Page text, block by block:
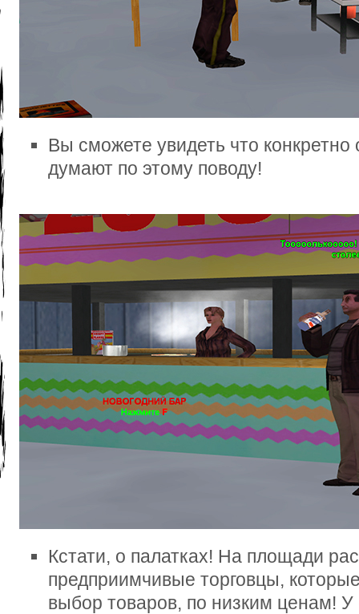
Вы сможете увидеть что
думают по этому поводу!
Кстати, о палатках! На площади
предприимчивые торговцы,
выбор товаров, по низким ценам!